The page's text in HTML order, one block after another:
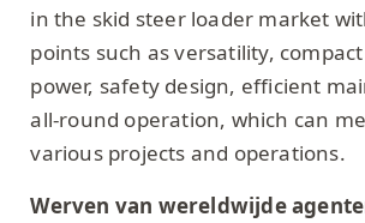
in the skid steer loader market
points such as versatility,
power, safety design, efficient
all-round operation, which can
various projects and operations.
Werven van wereldwijde